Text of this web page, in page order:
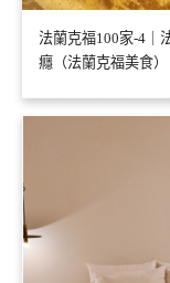
法蘭克福100家-4｜
癮（法蘭克福美食）